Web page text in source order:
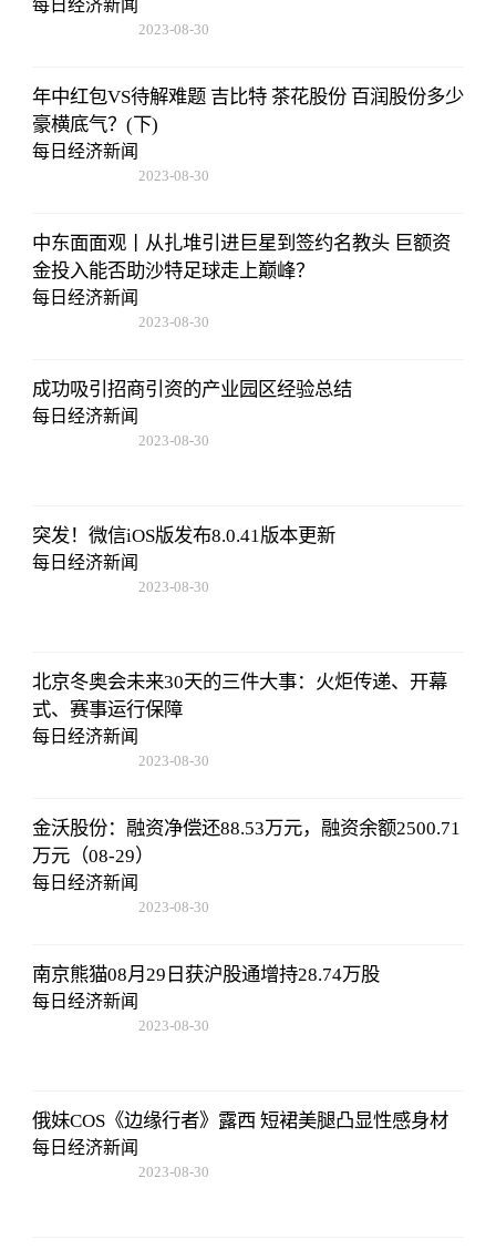
每日经济新闻
2023-08-30
年中红包VS待解难题 吉比特 茶花股份 百润股份多少
豪横底气？(下)
每日经济新闻
2023-08-30
中东面面观丨从扎堆引进巨星到签约名教头 巨额资
金投入能否助沙特足球走上巅峰？
每日经济新闻
2023-08-30
成功吸引招商引资的产业园区经验总结
每日经济新闻
2023-08-30
突发！微信iOS版发布8.0.41版本更新
每日经济新闻
2023-08-30
北京冬奥会未来30天的三件大事：火炬传递、开幕
式、赛事运行保障
每日经济新闻
2023-08-30
金沃股份：融资净偿还88.53万元，融资余额2500.71
万元（08-29）
每日经济新闻
2023-08-30
南京熊猫08月29日获沪股通增持28.74万股
每日经济新闻
2023-08-30
俄妹COS《边缘行者》露西 短裙美腿凸显性感身材
每日经济新闻
2023-08-30